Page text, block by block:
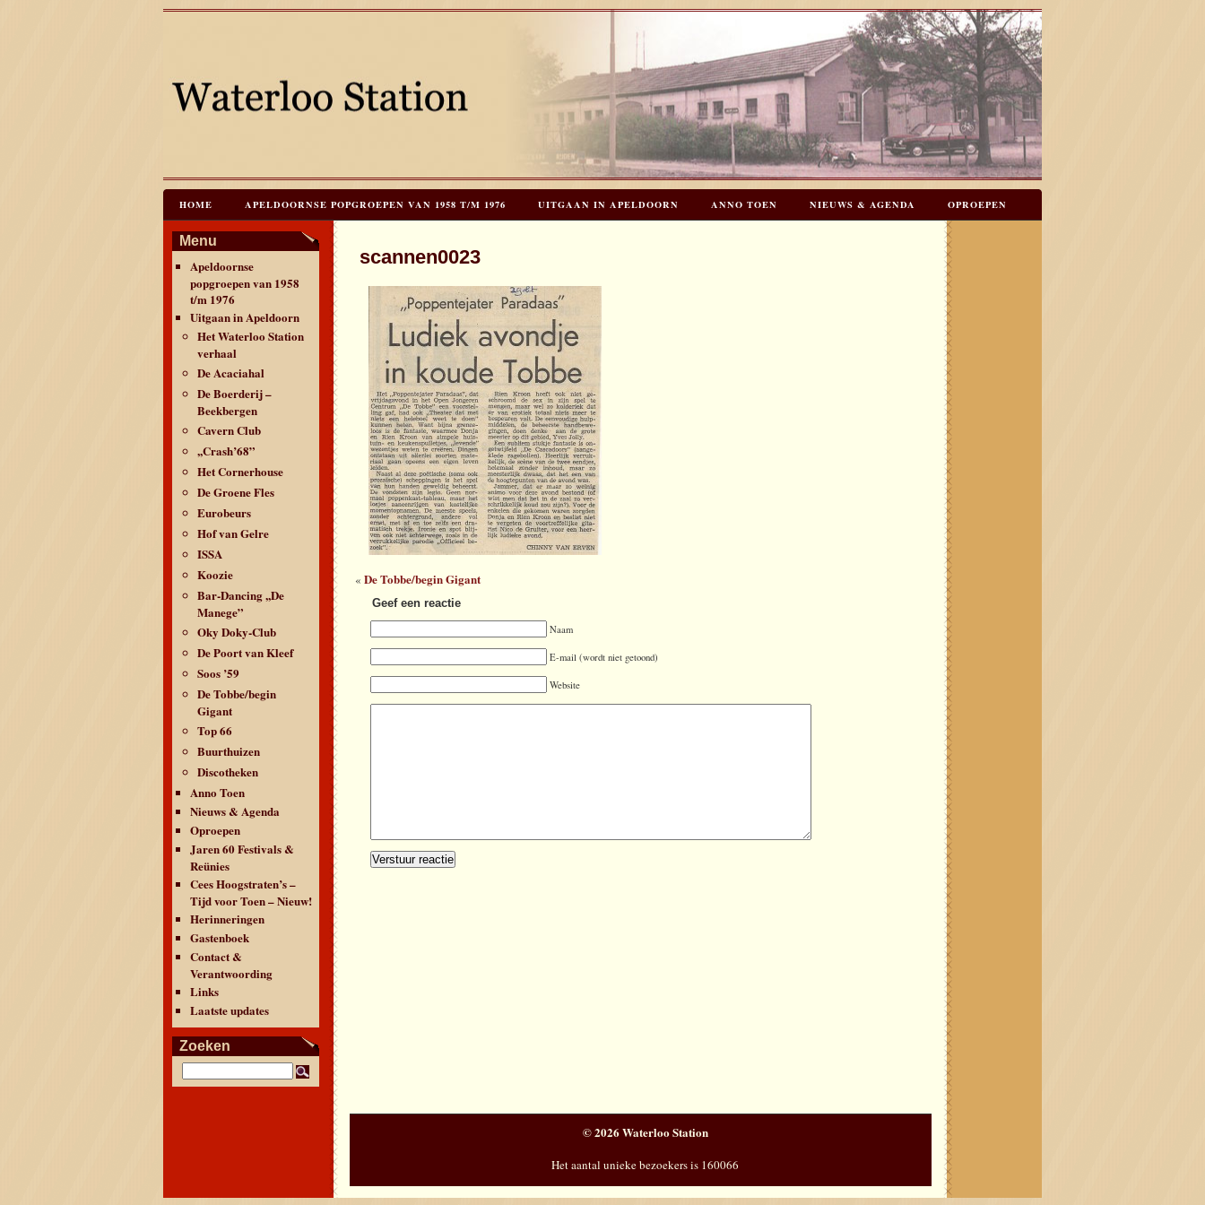
HOME APELDOORNSE POPGROEPEN VAN 1958 T/M 1976 UITGAAN IN APELDOORN ANNO TOEN NIEUWS & AGENDA OPROEPEN
JAREN 60 FESTIVALS & REÜNIES
CONTACT & VERANTWOORDING LINKS LAATSTE UPDATES
Menu
Apeldoornse
popgroepen van 1958
t/m 1976
Uitgaan in Apeldoorn
Het Waterloo Station
verhaal
De Acaciahal
De Boerderij –
Beekbergen
Cavern Club
,,Crash’68”
Het Cornerhouse
De Groene Fles
Eurobeurs
Hof van Gelre
ISSA
Koozie
Bar-Dancing ,,De
Manege”
Oky Doky-Club
De Poort van Kleef
Soos ’59
De Tobbe/begin
Gigant
Top 66
Buurthuizen
Discotheken
Anno Toen
Nieuws & Agenda
Oproepen
Jaren 60 Festivals &
Reünies
Cees Hoogstraten’s –
Tijd voor Toen – Nieuw!
Herinneringen
Gastenboek
Contact &
Verantwoording
Links
Laatste updates
Zoeken
scannen0023
«De Tobbe/begin Gigant
Geef een reactie
Naam
E-mail (wordt niet getoond)
Website
© 2026 Waterloo Station
Het aantal unieke bezoekers is 160066